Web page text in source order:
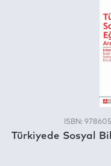
ISBN:
Türkiyede Sosyal